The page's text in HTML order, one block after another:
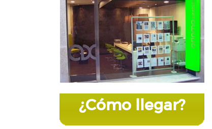
¿Cómo llegar?